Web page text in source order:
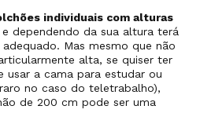
individuais com alturas
e dependendo da sua altura terá
Mas mesmo que não
alta, se quiser ter
usar a cama para estudar ou
no caso do teletrabalho),
de 200 cm pode ser uma